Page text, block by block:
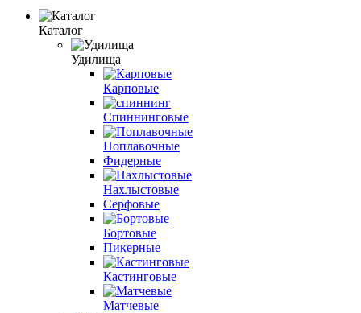
Каталог
Удилища
Карповые
Спиннинговые
Поплавочные
Фидерные
Нахлыстовые
Серфовые
Бортовые
Пикерные
Кастинговые
Матчевые